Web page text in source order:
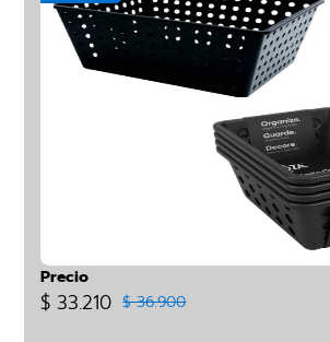
Precio
$ 33.210 $ 36.900